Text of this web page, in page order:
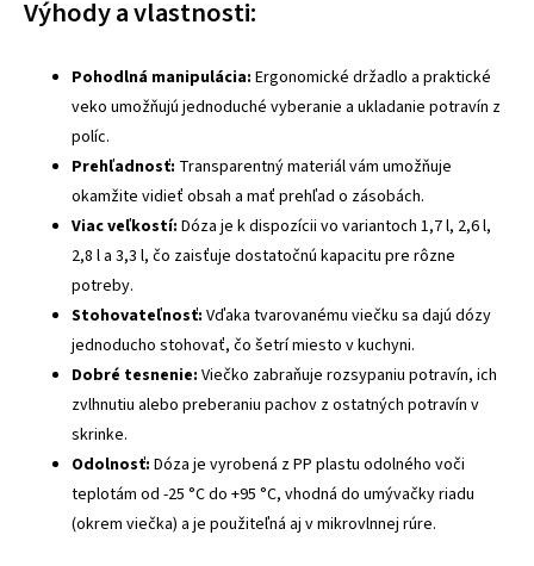
Výhody a vlastnosti:
Pohodlná manipulácia: Ergonomické držadlo a praktické
veko umožňujú jednoduché vyberanie a ukladanie potravín z
políc.
Prehľadnosť: Transparentný materiál vám umožňuje
okamžite vidieť obsah a mať prehľad o zásobách.
Viac veľkostí: Dóza je k dispozícii vo variantoch 1,7 l, 2,6 l,
2,8 l a 3,3 l, čo zaisťuje dostatočnú kapacitu pre rôzne
potreby.
Stohovateľnosť: Vďaka tvarovanému viečku sa dajú dózy
jednoducho stohovať, čo šetrí miesto v kuchyni.
Dobré tesnenie: Viečko zabraňuje rozsypaniu potravín, ich
zvlhnutiu alebo preberaniu pachov z ostatných potravín v
skrinke.
Odolnosť: Dóza je vyrobená z PP plastu odolného voči
teplotám od -25 °C do +95 °C, vhodná do umývačky riadu
(okrem viečka) a je použiteľná aj v mikrovlnnej rúre.